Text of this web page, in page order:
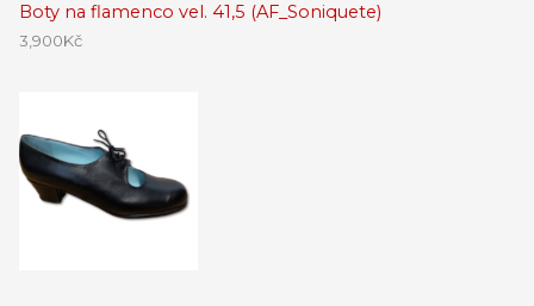
Boty na flamenco vel. 41,5 (AF_Soniquete)
3,900Kč